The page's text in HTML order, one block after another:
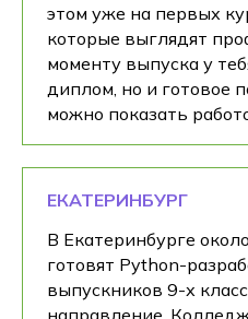
этом уже на первых
которые выглядят
моменту выпуска у
диплом, но и готовое
можно показать
ЕКАТЕРИНБУРГ
В Екатеринбурге
готовят Python-
выпускников 9-х
направление.